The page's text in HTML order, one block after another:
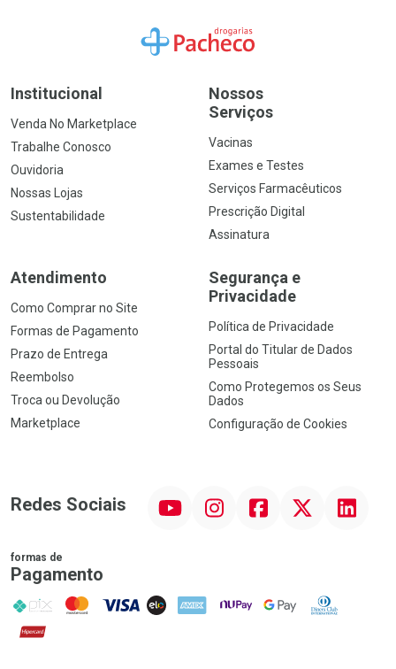
Ir para a Home
Institucional
Venda No Marketplace
Trabalhe Conosco
Ouvidoria
Nossas Lojas
Sustentabilidade
Nossos
Serviços
Vacinas
Exames e Testes
Serviços Farmacêuticos
Prescrição Digital
Assinatura
Atendimento
Como Comprar no Site
Formas de Pagamento
Prazo de Entrega
Reembolso
Troca ou Devolução
Marketplace
Segurança e
Privacidade
Política de Privacidade
Portal do Titular de Dados
Pessoais
Como Protegemos os Seus
Dados
Configuração de Cookies
Redes Sociais InstagramFacebookTwitter Linkedin
formas de
Pagamento
PIX MasterCard
VISA ELO AMEX NuPay Google PayDiners Club
Hipercard